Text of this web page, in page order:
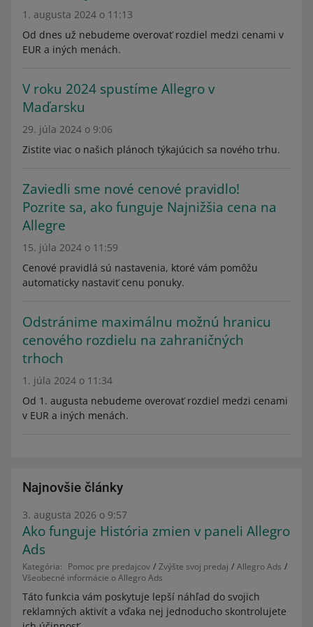
1. augusta 2024 o 11:13
Od dnes už nebudeme overovať rozdiel medzi cenami v
EUR a iných menách.
V roku 2024 spustíme Allegro v
Maďarsku
29. júla 2024 o 9:06
Zistite viac o našich plánoch týkajúcich sa nového trhu.
Zaviedli sme nové cenové pravidlo!
Pozrite sa, ako funguje Najnižšia cena na
Allegre
15. júla 2024 o 11:59
Cenové pravidlá sú nastavenia, ktoré vám pomôžu
automaticky nastaviť cenu ponuky.
Odstránime maximálnu možnú hranicu
cenového rozdielu na zahraničných
trhoch
1. júla 2024 o 11:34
Od 1. augusta nebudeme overovať rozdiel medzi cenami
v EUR a iných menách.
Najnovšie články
3. augusta 2026 o 9:57
Ako funguje História zmien v paneli Allegro
Ads
Kategória: Pomoc pre predajcov Zvýšte svoj predaj
Allegro Ads
Všeobecné informácie o Allegro Ads
Táto funkcia vám poskytuje lepší náhľad do svojich
reklamných aktivít a vďaka nej jednoducho skontrolujete